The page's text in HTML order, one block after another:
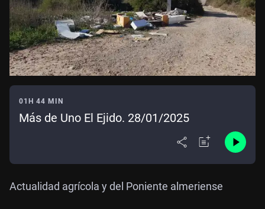
01H 44 MIN
Más de Uno El Ejido. 28/01/2025
Actualidad agrícola y del Poniente almeriense